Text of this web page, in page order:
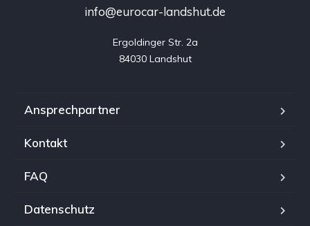
info@eurocar-landshut.de
Ergoldinger Str. 2a
84030 Landshut
Ansprechpartner
Kontakt
FAQ
Datenschutz